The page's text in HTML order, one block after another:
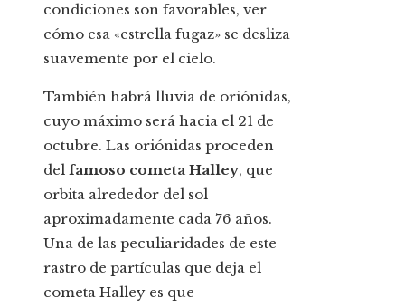
condiciones son favorables, ver
cómo esa «estrella fugaz» se desliza
suavemente por el cielo.
También habrá lluvia de oriónidas,
cuyo máximo será hacia el 21 de
octubre. Las oriónidas proceden
del famoso cometa Halley, que
orbita alrededor del sol
aproximadamente cada 76 años.
Una de las peculiaridades de este
rastro de partículas que deja el
cometa Halley es que